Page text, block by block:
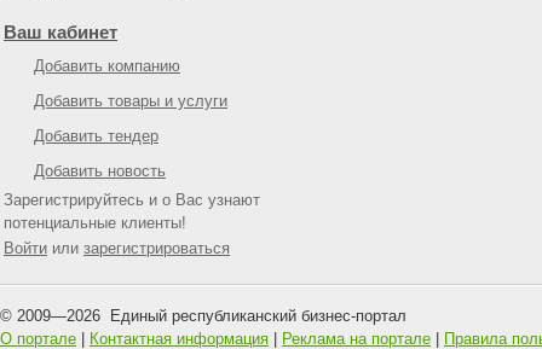
Ваш кабинет
Добавить компанию
Добавить товары и услуги
Добавить тендер
Добавить новость
Зарегистрируйтесь и о Вас узнают
потенциальные клиенты!
Войти или зарегистрироваться
© 2009—2026 Единый республиканский бизнес-портал
О портале
Контактная информация Реклама на портале Правила